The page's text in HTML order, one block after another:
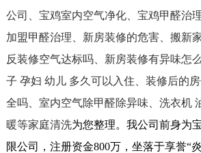
公司、宝鸡室内空气净化、宝鸡甲醛治
加盟甲醛治理、新房装修的危害、搬新
反装修空气达标吗、新房装修有异味怎
子 孕妇 幼儿 多久可以入住、装修后的
全吗、室内空气除甲醛除异味、洗衣机
暖等家庭清洗为您整理。我公司前身为
限公司，注册资金800万，坐落于享誉“